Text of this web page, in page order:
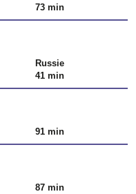
73 min
Russie
41 min
91 min
87 min